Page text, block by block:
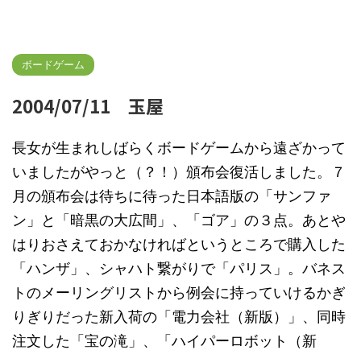
ボードゲーム
2004/07/11 玉屋
長女が生まれしばらくボードゲームから遠ざかって
いましたがやっと（？！）頒布会復活しました。７
月の頒布会は待ちに待った日本語版の「サンファ
ン」と「暗黒の大広間」、「ゴア」の３点。あとや
はりおさえておかなければというところで購入した
「ハンザ」、シャハト繋がりで「パリス」。バネス
トのメーリングリストから例会に持っていけるかぎ
りぎりだった新入荷の「電力会社（新版）」、同時
注文した「宝の滝」、「ハイパーロボット（新